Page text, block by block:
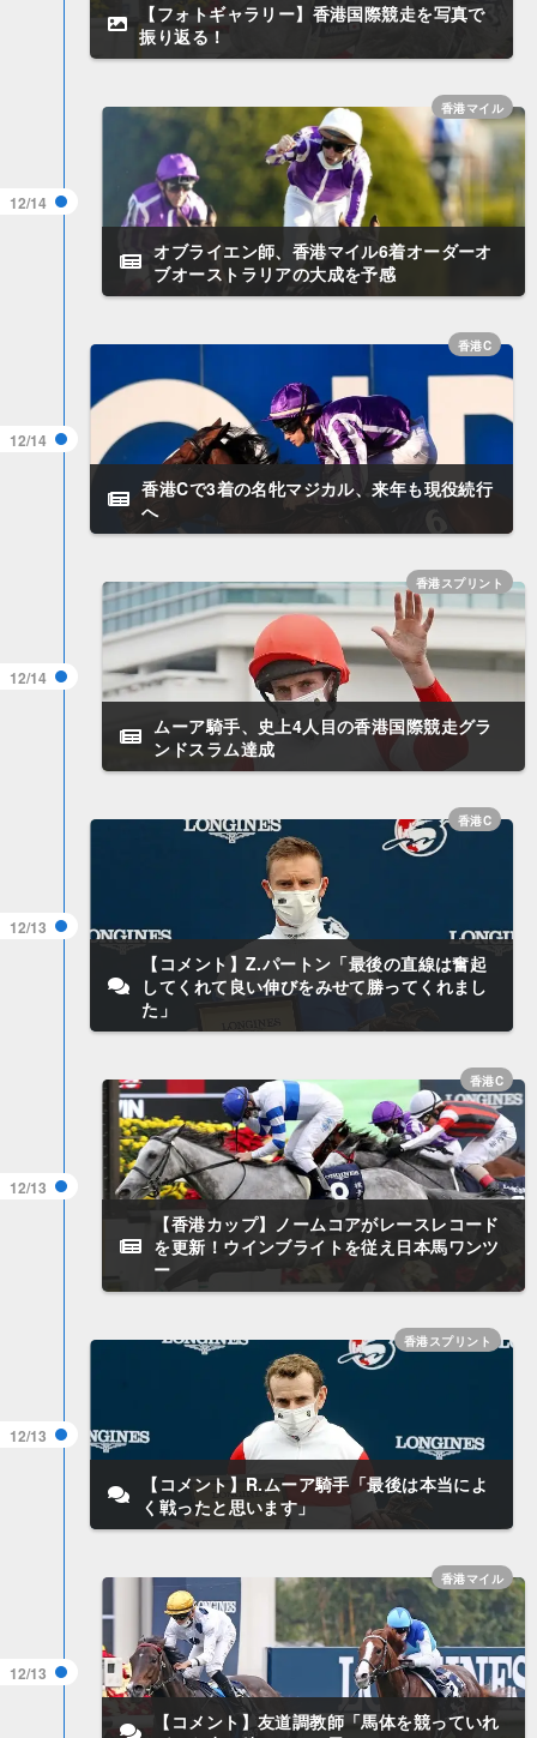
【フォトギャラリー】香港国際競走を写真で
振り返る！
12/14
香港マイル
​オブライエン師、香港マイル6着オーダーオ
ブオーストラリアの大成を予感
12/14
香港C
香港Cで3着の名牝マジカル、来年も現役続行
へ
12/14
香港スプリント
ムーア騎手、史上4人目の香港国際競走グラ
ンドスラム達成
12/13
香港C
【コメント】Z.パートン「最後の直線は奮起
してくれて良い伸びをみせて勝ってくれまし
た」
12/13
香港C
【香港カップ】ノームコアがレースレコード
を更新！ウインブライトを従え日本馬ワンツ
ー
12/13
香港スプリント
【コメント】R.ムーア騎手「最後は本当によ
く戦ったと思います」
12/13
香港マイル
【コメント】友道調教師「馬体を競っていれ